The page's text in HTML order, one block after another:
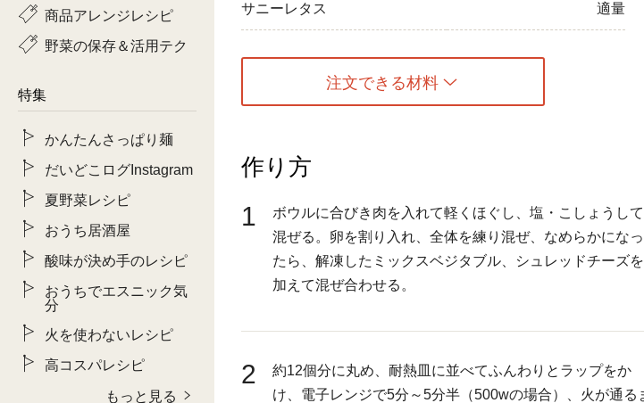
サニーレタス 適量
注文できる材料
作り方
1
ボウルに合びき肉を入れて軽くほぐし、塩・こしょうして
混ぜる。卵を割り入れ、全体を練り混ぜ、なめらかになっ
たら、解凍したミックスベジタブル、シュレッドチーズを
加えて混ぜ合わせる。
2
約12個分に丸め、耐熱皿に並べてふんわりとラップをか
け、電子レンジで5分～5分半（500wの場合）、火が通る
商品アレンジレシピ
野菜の保存＆活用テク
特集
かんたんさっぱり麺
だいどこログInstagram
夏野菜レシピ
おうち居酒屋
酸味が決め手のレシピ
おうちでエスニック気
分
火を使わないレシピ
高コスパレシピ
もっと見る